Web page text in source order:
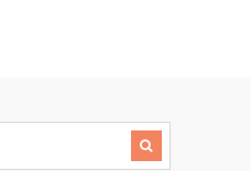
mržnje
povodom
napada